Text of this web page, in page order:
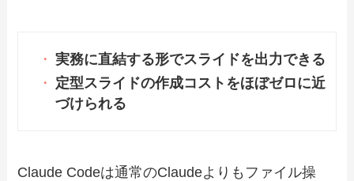
実務に直結する形でスライドを出力できる
定型スライドの作成コストをほぼゼロに近
づけられる
Claude Codeは通常のClaudeよりもファイル操